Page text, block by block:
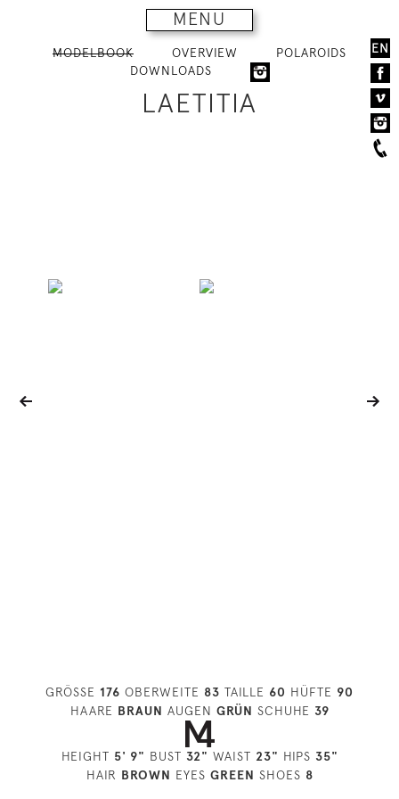
MENU
EN
MODELBOOK OVERVIEW
POLAROIDS
DOWNLOADS
LAETITIA
GRÖSSE 176 OBERWEITE 83 TAILLE 60 HÜFTE 90
HAARE BRAUN AUGEN GRÜN SCHUHE 39
HEIGHT 5' 9" BUST 32" WAIST 23" HIPS 35"
HAIR BROWN EYES GREEN SHOES 8